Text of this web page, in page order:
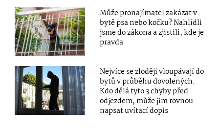
Může pronajímatel zakázat v
bytě psa nebo kočku? Nahlídli
jsme do zákona a zjistili, kde je
pravda
Nejvíce se zloději vloupávají do
bytů v průběhu dovolených.
Kdo dělá tyto 3 chyby před
odjezdem, může jim rovnou
napsat uvítací dopis